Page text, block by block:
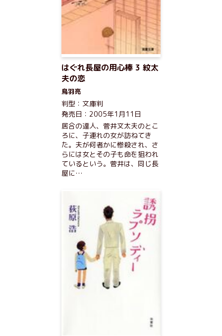
はぐれ長屋の用心棒 3 紋太
夫の恋
鳥羽亮
判型：文庫判
発売日：2005年1月11日
居合の達人、菅井文太夫のとこ
ろに、子連れの女が訪ねてき
た。夫が何者かに惨殺され、さ
らには女とその子も命を狙われ
ているという。菅井は、同じ長
屋に…